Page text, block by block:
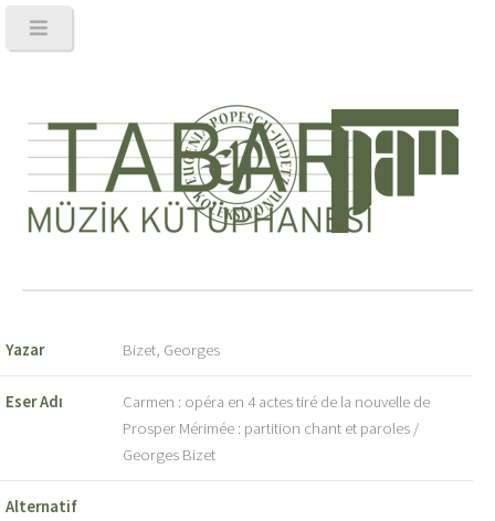
Yazar Bizet, Georges
Eser Adı
Carmen : opéra en 4 actes tiré de la nouvelle de
Prosper Mérimée : partition chant et paroles /
Georges Bizet
Alternatif